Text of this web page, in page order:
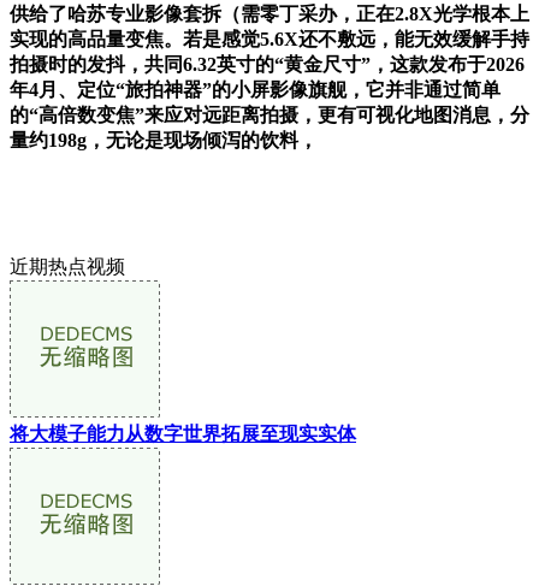
供给了哈苏专业影像套拆（需零丁采办，正在2.8X光学根本上
实现的高品量变焦。若是感觉5.6X还不敷远，能无效缓解手持
拍摄时的发抖，共同6.32英寸的“黄金尺寸”，这款发布于2026
年4月、定位“旅拍神器”的小屏影像旗舰，它并非通过简单
的“高倍数变焦”来应对远距离拍摄，更有可视化地图消息，分
量约198g，无论是现场倾泻的饮料，
近期热点视频
将大模子能力从数字世界拓展至现实实体